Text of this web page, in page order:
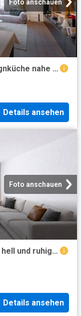
Foto anschauen
Exklusive Altbauwohnung mit Designküche nahe Schloss Belvedere
Details ansehen
Foto anschauen
NEU+ 3 Zimmer Anleger Wohnung! hell und ruhig! Beste Lage! Freier Mietzins! Fasanviertel! gut vermietet
Details ansehen